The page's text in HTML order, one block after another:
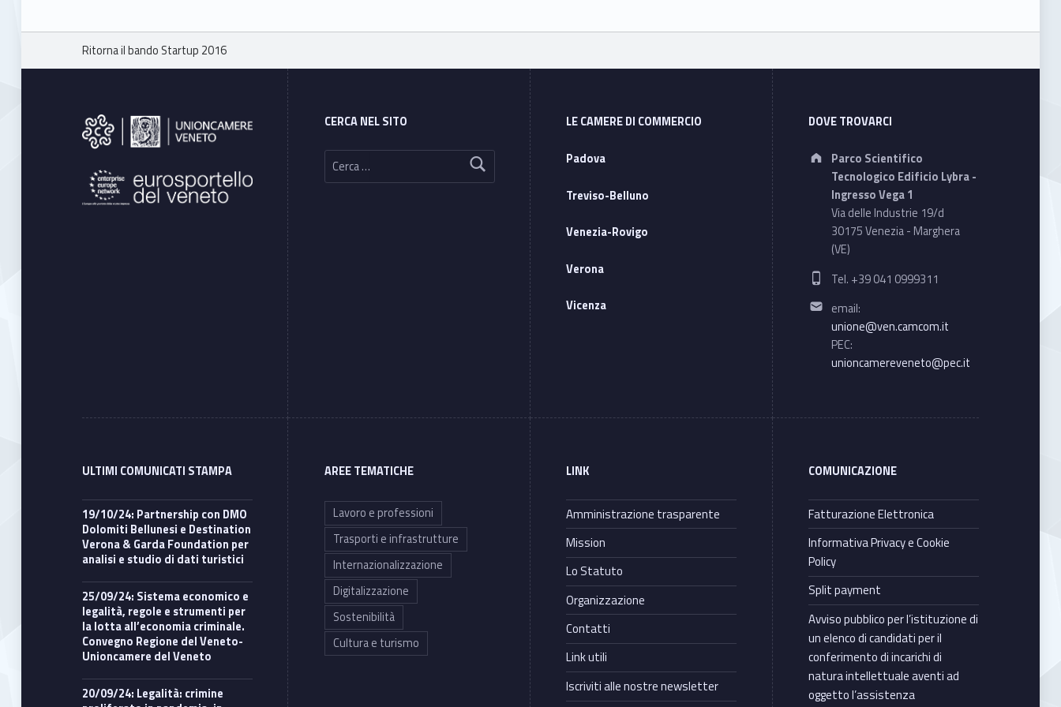
Breadcrumbs navigation
Ritorna il bando Startup 2016
Footer sidebar
CERCA NEL SITO
Ricerca per:
LE CAMERE DI COMMERCIO
Padova
Treviso-Belluno
Venezia-Rovigo
Verona
Vicenza
DOVE TROVARCI
Address:
Parco Scientifico
Tecnologico Edificio Lybra -
Ingresso Vega 1
Via delle Industrie 19/d
30175 Venezia - Marghera
(VE)
Phone number:
Tel. +39 041 0999311
Email address:
email:
unione@ven.camcom.it
PEC:
unioncamereveneto@pec.it
ULTIMI COMUNICATI STAMPA
19/10/24: Partnership con DMO
Dolomiti Bellunesi e Destination
Verona & Garda Foundation per
analisi e studio di dati turistici
25/09/24: Sistema economico e
legalità, regole e strumenti per
la lotta all’economia criminale.
Convegno Regione del Veneto-
Unioncamere del Veneto
20/09/24: Legalità: crimine
AREE TEMATICHE
Lavoro e professioni
Trasporti e infrastrutture
Internazionalizzazione
Digitalizzazione
Sostenibilità
Cultura e turismo
LINK
Amministrazione trasparente
Mission
Lo Statuto
Organizzazione
Contatti
Link utili
Iscriviti alle nostre newsletter
COMUNICAZIONE
Fatturazione Elettronica
Informativa Privacy e Cookie
Policy
Split payment
Avviso pubblico per l’istituzione di
un elenco di candidati per il
conferimento di incarichi di
natura intellettuale aventi ad
oggetto l’assistenza